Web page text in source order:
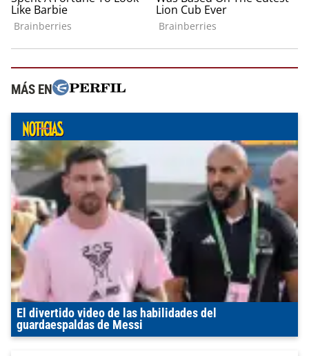
MÁS EN
El divertido video de las habilidades del
guardaespaldas de Messi